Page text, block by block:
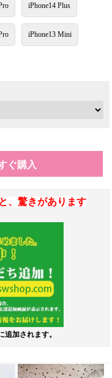
iPhone14 Plus
iPhone13 Mini
ぐ購入
、驚きがあります
加されます。